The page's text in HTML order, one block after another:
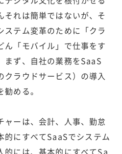
それは簡単ではないが、そ
ステム変革のために「クラ
ん「モバイル」で仕事をす
まず、自社の業務をSaaS
クラウドサービス）の導入
める。
ャーは、会計、人事、勤怠
にすべてSaaSでシステム
的には、基本的にすべてSa